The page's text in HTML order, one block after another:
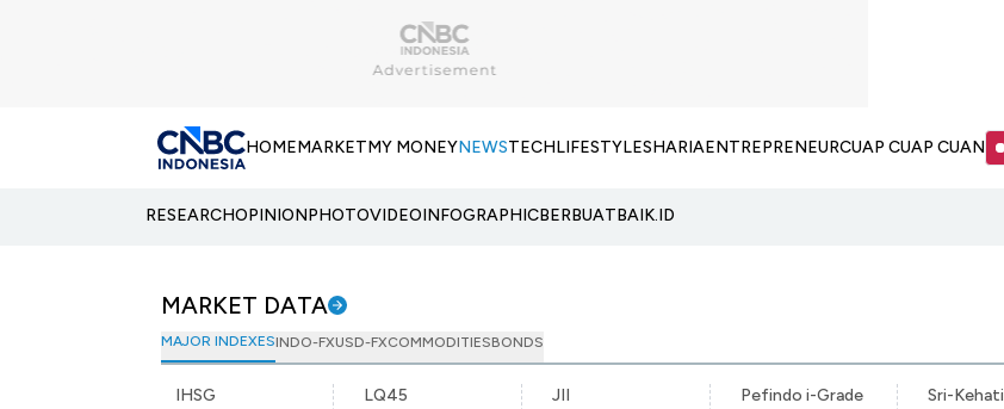
HOMEMARKETMY MONEYNEWSTECHLIFESTYLESHARIAENTREPRENEURCUAP CUAP CUAN
RESEARCHOPINIONPHOTOVIDEOINFOGRAPHICBERBUATBAIK.ID
MARKET DATA
MAJOR INDEXESINDO-FXUSD-FXCOMMODITIESBONDS
IHSG
LQ45
JII
Pefindo i-Grade
Sri-Kehati